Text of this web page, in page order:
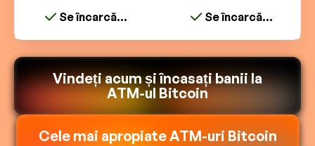
Se încarcă... Se încarcă...
Vindeți acum și încasați banii la
ATM-ul Bitcoin
Cele mai apropiate ATM-uri Bitcoin